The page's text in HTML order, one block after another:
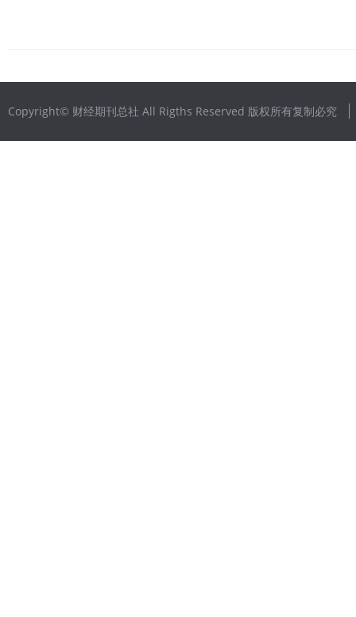
Copyright© 财经期刊总社 All Rigths Reserved 版权所有复制必究